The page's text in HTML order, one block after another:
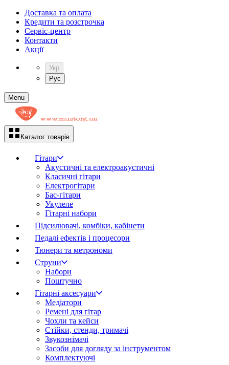
Доставка та оплата
Кредити та розстрочка
Сервіc-центр
Контакти
Акції
Укр
Рус
Menu
Каталог товарів
Гітари
Акустичні та електроакустичні
Класичні гітари
Електрогітари
Бас-гітари
Укулеле
Гітарні набори
Підсилювачі, комбіки, кабінети
Педалі ефектів і процесори
Тюнери та метрономи
Струни
Набори
Поштучно
Гітарні аксесуари
Медіатори
Ремені для гітар
Чохли та кейси
Стійки, стенди, тримачі
Звукознімачі
Засоби для догляду за інструментом
Комплектуючі